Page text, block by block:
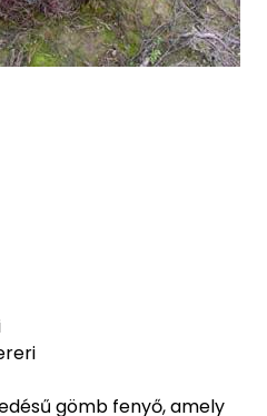
gömb fenyő, amely